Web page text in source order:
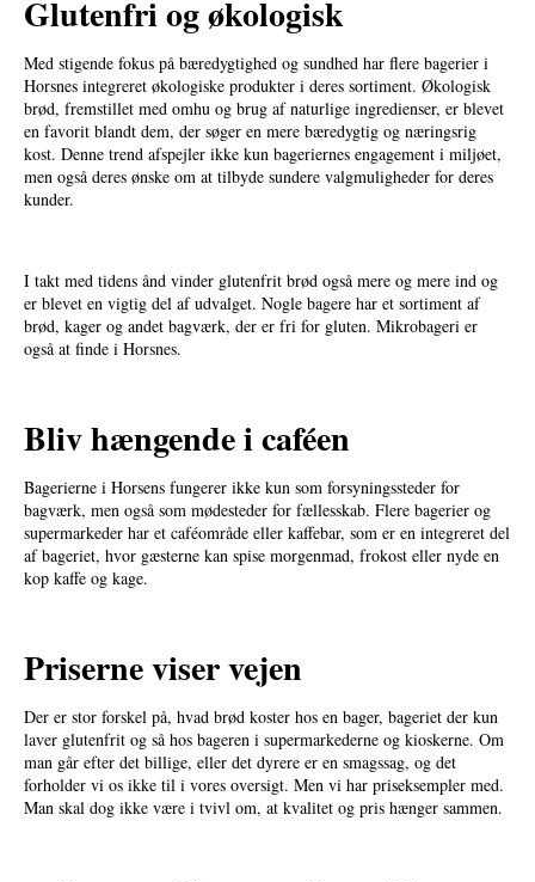
Glutenfri og økologisk
Med stigende fokus på bæredygtighed og sundhed har flere bagerier i
Horsnes integreret økologiske produkter i deres sortiment. Økologisk
brød, fremstillet med omhu og brug af naturlige ingredienser, er blevet
en favorit blandt dem, der søger en mere bæredygtig og næringsrig
kost. Denne trend afspejler ikke kun bageriernes engagement i miljøet,
men også deres ønske om at tilbyde sundere valgmuligheder for deres
kunder.
I takt med tidens ånd vinder glutenfrit brød også mere og mere ind og
er blevet en vigtig del af udvalget. Nogle bagere har et sortiment af
brød, kager og andet bagværk, der er fri for gluten. Mikrobageri er
også at finde i Horsnes.
Bliv hængende i caféen
Bagerierne i Horsens fungerer ikke kun som forsyningssteder for
bagværk, men også som mødesteder for fællesskab. Flere bagerier og
supermarkeder har et caféområde eller kaffebar, som er en integreret del
af bageriet, hvor gæsterne kan spise morgenmad, frokost eller nyde en
kop kaffe og kage.
Priserne viser vejen
Der er stor forskel på, hvad brød koster hos en bager, bageriet der kun
laver glutenfrit og så hos bageren i supermarkederne og kioskerne. Om
man går efter det billige, eller det dyrere er en smagssag, og det
forholder vi os ikke til i vores oversigt. Men vi har priseksempler med.
Man skal dog ikke være i tvivl om, at kvalitet og pris hænger sammen.